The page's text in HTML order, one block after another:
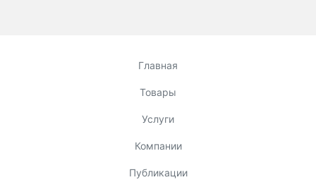
Главная
Товары
Услуги
Компании
Публикации